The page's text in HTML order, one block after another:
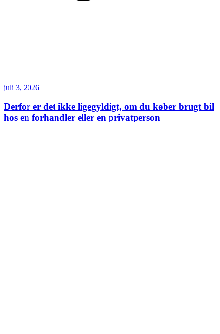
juli 3, 2026
Derfor er det ikke ligegyldigt, om du køber brugt bil
hos en forhandler eller en privatperson